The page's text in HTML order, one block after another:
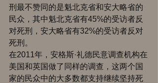
刑最不赞同的是魁北克省和安大略省的
民众，其中魁北克省有45%的受访者反
对死刑，安大略省有32%的受访者反对
死刑。
在2011年，安格斯·礼德民意调查机构在
美国和英国做了同样的调查，这两个国
家的民众中的大多数都支持继续坚持死